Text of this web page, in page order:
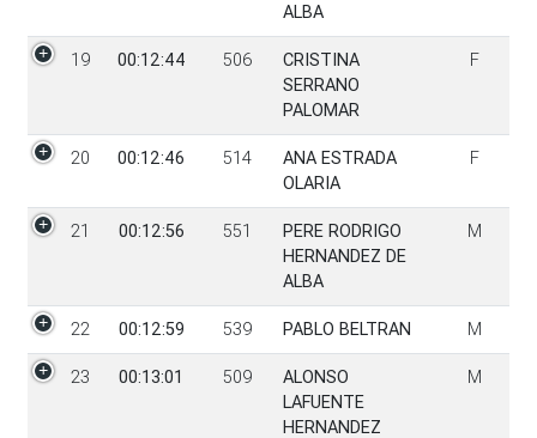
ALBA
19 00:12:44 506
CRISTINA
SERRANO
PALOMAR
F
20 00:12:46 514
ANA ESTRADA
OLARIA
F
21 00:12:56 551
PERE RODRIGO
HERNANDEZ DE
ALBA
M
22 00:12:59 539 PABLO BELTRAN M
23 00:13:01 509
ALONSO
LAFUENTE
HERNANDEZ
M